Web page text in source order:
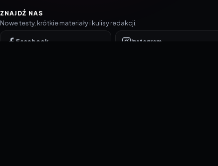
ZNAJDŹ NAS
Nowe testy, krótkie materiały i kulisy redakcji.
Facebook Instagram